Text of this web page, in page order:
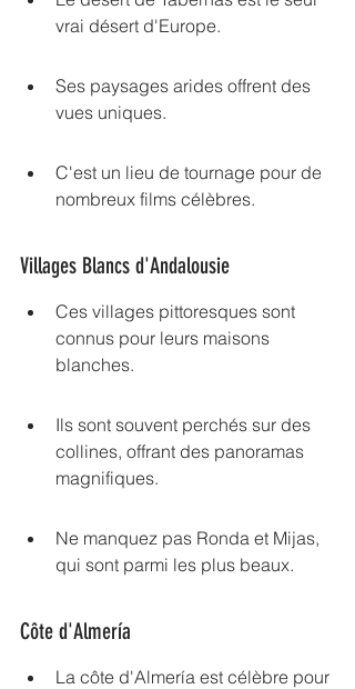
vrai désert d'Europe.
Ses paysages arides offrent des
vues uniques.
C'est un lieu de tournage pour de
nombreux films célèbres.
Villages Blancs d'Andalousie
Ces villages pittoresques sont
connus pour leurs maisons
blanches.
Ils sont souvent perchés sur des
collines, offrant des panoramas
magnifiques.
Ne manquez pas Ronda et Mijas,
qui sont parmi les plus beaux.
Côte d'Almería
La côte d'Almería est célèbre pour